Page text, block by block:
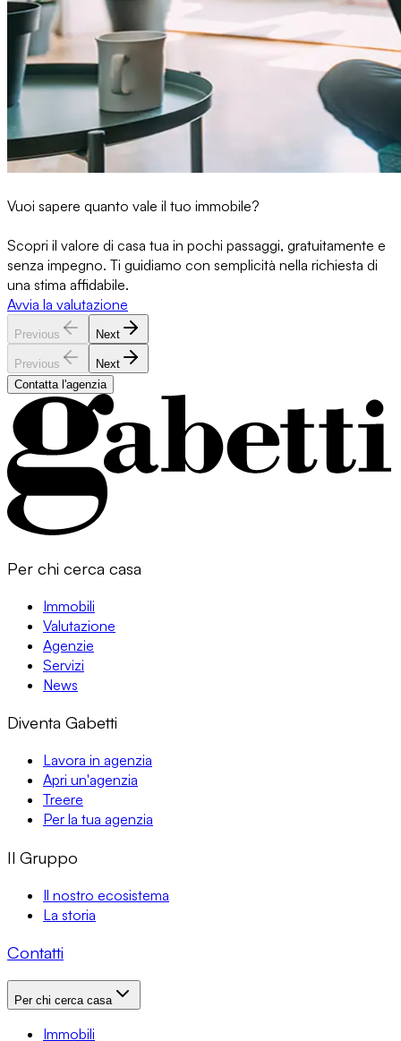
Vuoi sapere quanto vale il tuo immobile?
Scopri il valore di casa tua in pochi passaggi, gratuitamente e
senza impegno. Ti guidiamo con semplicità nella richiesta di
una stima affidabile.
Avvia la valutazione
Previous Next
Previous
Next
Contatta l'agenzia
Per chi cerca casa
Immobili
Valutazione
Agenzie
Servizi
News
Diventa Gabetti
Lavora in agenzia
Apri un'agenzia
Treere
Per la tua agenzia
Il Gruppo
Il nostro ecosistema
La storia
Contatti
Per chi cerca casa
Immobili